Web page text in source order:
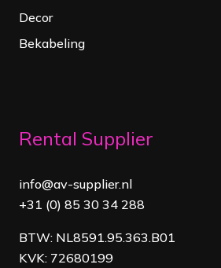
Decor
Bekabeling
Rental Supplier
info@av-supplier.nl
+31 (0) 85 30 34 288
BTW: NL8591.95.363.B01
KVK: 72680199